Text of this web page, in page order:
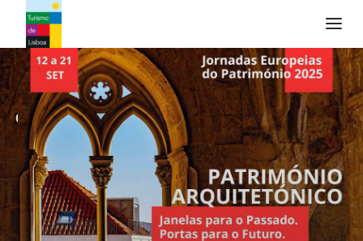
Logo de Turismo de Lisboa